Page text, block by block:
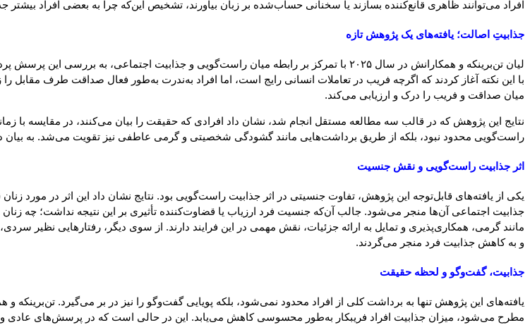
افراد می‌توانند ظاهری قانع‌کننده بسازند یا سخنانی حساب‌شده بر زبان بیاورند، تشخیص این‌که چرا به بعضی افراد
جذابیتِ اصالت؛ یافته‌های یک پژوهش تازه
لیان تن‌برینکه و همکارانش در سال ۲۰۲۵ با تمرکز بر رابطه میان راست‌گویی و جذابیت اجتماعی،
با این نکته آغاز کردند که اگرچه فریب در تعاملات انسانی رایج است، اما افراد به‌ندرت به‌طور فعال صداقت طرف مقابل
میان صداقت و فریب را درک و ارزیابی می‌کند.
نتایج این پژوهش که در قالب سه مطالعه مستقل انجام شد، نشان داد افرادی که حقیقت را بیان می‌کنند، در مقایسه با
راست‌گویی محدود نبود، بلکه از طریق برداشت‌هایی مانند گشودگی شخصیتی و گرمی عاطفی نیز تقویت می‌شد. به بیان
اثر جذابیت راست‌گویی و نقش جنسیت
یکی از یافته‌های قابل‌توجه این پژوهش، تفاوت جنسیتی در اثر جذابیت راست‌گویی بود. نتایج نشان داد این اثر در مورد
جذابیت اجتماعی آن‌ها منجر می‌شود. جالب آن‌که جنسیت فرد ارزیاب یا قضاوت‌کننده تأثیری بر این نتیجه نداشت؛ چه
مانند گرمی، همکاری‌پذیری و تمایل به ارائه جزئیات، نقش مهمی در این فرایند دارند. از سوی دیگر، رفتارهایی نظیر
و به کاهش جذابیت فرد منجر می‌گردند.
جذابیت، گفت‌وگو و لحظه حقیقت
یافته‌های این پژوهش تنها به برداشت کلی از افراد محدود نمی‌شود، بلکه پویایی گفت‌وگو را نیز در بر می‌گیرد.
مطرح می‌شود، میزان جذابیت افراد فریبکار به‌طور محسوسی کاهش می‌یابد. این در حالی است که در پرسش‌های عادی